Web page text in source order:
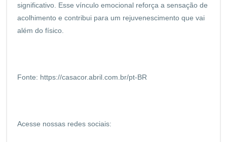
significativo. Esse vínculo emocional reforça a sensação de
acolhimento e contribui para um rejuvenescimento que vai
além do físico.
Fonte: https://casacor.abril.com.br/pt-BR
Acesse nossas redes sociais: